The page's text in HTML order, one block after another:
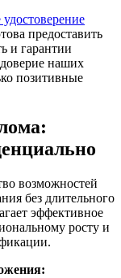
предоставить
и гарантии
наших
позитивные
возможностей
без длительного
эффективное
росту и